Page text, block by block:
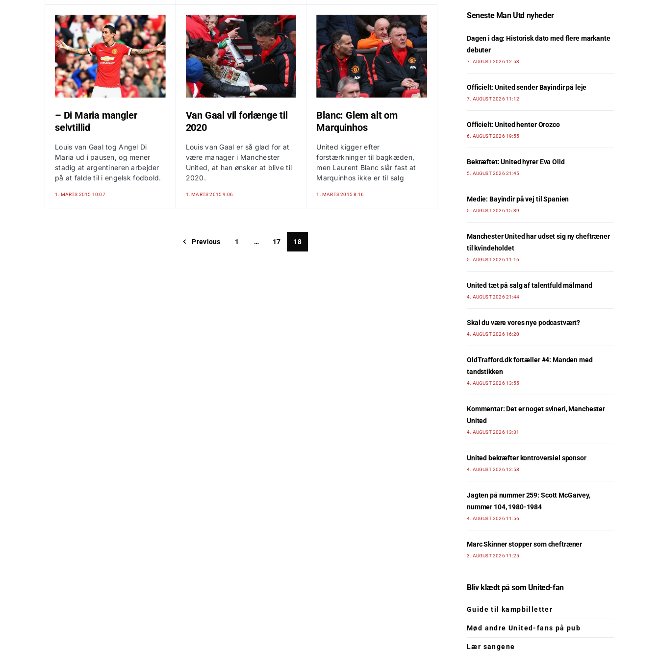
– Di Maria mangler
selvtillid
Louis van Gaal tog Angel Di
Maria ud i pausen, og mener
stadig at argentineren arbejder
på at falde til i engelsk fodbold.
1. MARTS 2015 10:07
Van Gaal vil forlænge til
2020
Louis van Gaal er så glad for at
være manager i Manchester
United, at han ønsker at blive til
2020.
1. MARTS 2015 9:06
Blanc: Glem alt om
Marquinhos
United kigger efter
forstærkninger til bagkæden,
men Laurent Blanc slår fast at
Marquinhos ikke er til salg
1. MARTS 2015 8:16
Previous 1 … 17 18
Seneste Man Utd nyheder
Dagen i dag: Historisk dato med flere markante
debuter
7. AUGUST 2026 12:53
Officielt: United sender Bayindir på leje
7. AUGUST 2026 11:12
Officielt: United henter Orozco
6. AUGUST 2026 19:55
Bekræftet: United hyrer Eva Olid
5. AUGUST 2026 21:45
Medie: Bayindir på vej til Spanien
5. AUGUST 2026 15:39
Manchester United har udset sig ny cheftræner
til kvindeholdet
5. AUGUST 2026 11:16
United tæt på salg af talentfuld målmand
4. AUGUST 2026 21:44
Skal du være vores nye podcastvært?
4. AUGUST 2026 16:20
OldTrafford.dk fortæller #4: Manden med
tandstikken
4. AUGUST 2026 13:55
Kommentar: Det er noget svineri, Manchester
United
4. AUGUST 2026 13:31
United bekræfter kontroversiel sponsor
4. AUGUST 2026 12:58
Jagten på nummer 259: Scott McGarvey,
nummer 104, 1980-1984
4. AUGUST 2026 11:56
Marc Skinner stopper som cheftræner
3. AUGUST 2026 11:25
Bliv klædt på som United-fan
Guide til kampbilletter
Mød andre United-fans på pub
Lær sangene